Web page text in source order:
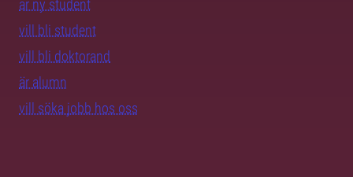
är ny student
vill bli student
vill bli doktorand
är alumn
vill söka jobb hos oss